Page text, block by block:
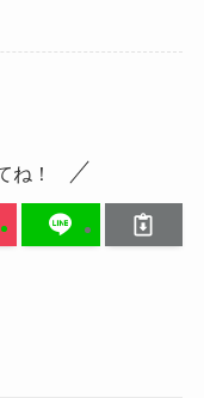
ね！